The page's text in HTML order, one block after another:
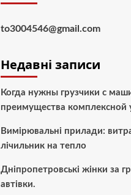
to3004546@gmail.com
Недавні записи
Когда нужны грузчики с
преимущества комплексной
Вимірювальні прилади:
лічильник на тепло
Дніпропетровські жінки за
автівки.